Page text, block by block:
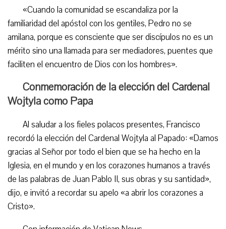
«Cuando la comunidad se escandaliza por la
familiaridad del apóstol con los gentiles, Pedro no se
amilana, porque es consciente que ser discípulos no es un
mérito sino una llamada para ser mediadores, puentes que
faciliten el encuentro de Dios con los hombres».
Conmemoración de la elección del Cardenal
Wojtyla como Papa
Al saludar a los fieles polacos presentes, Francisco
recordó la elección del Cardenal Wojtyla al Papado: «Damos
gracias al Señor por todo el bien que se ha hecho en la
Iglesia, en el mundo y en los corazones humanos a través
de las palabras de Juan Pablo II, sus obras y su santidad»,
dijo, e invitó a recordar su apelo «a abrir los corazones a
Cristo».